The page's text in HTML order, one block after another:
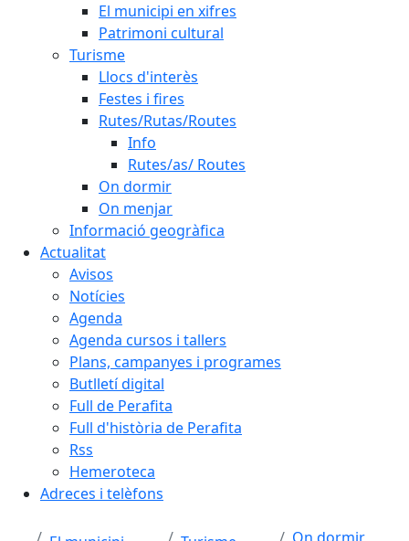
El municipi en xifres
Patrimoni cultural
Turisme
Llocs d'interès
Festes i fires
Rutes/Rutas/Routes
Info
Rutes/as/ Routes
On dormir
On menjar
Informació geogràfica
Actualitat
Avisos
Notícies
Agenda
Agenda cursos i tallers
Plans, campanyes i programes
Butlletí digital
Full de Perafita
Full d'història de Perafita
Rss
Hemeroteca
Adreces i telèfons